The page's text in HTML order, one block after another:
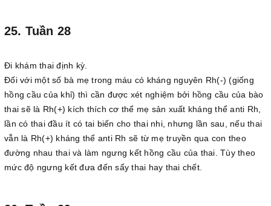
25. Tuần 28
Đi khám thai định kỳ.
Đối với một số bà mẹ trong máu có kháng nguyên Rh(-) (giống
hồng cầu của khỉ) thì cần được xét nghiệm bởi hồng cầu của bào
thai sẽ là Rh(+) kích thích cơ thể mẹ sản xuất kháng thể anti Rh,
lần có thai đầu ít có tai biến cho thai nhi, nhưng lần sau, nếu thai
vẫn là Rh(+) kháng thể anti Rh sẽ từ mẹ truyền qua con theo
đường nhau thai và làm ngưng kết hồng cầu của thai. Tùy theo
mức độ ngưng kết đưa đến sẩy thai hay thai chết.